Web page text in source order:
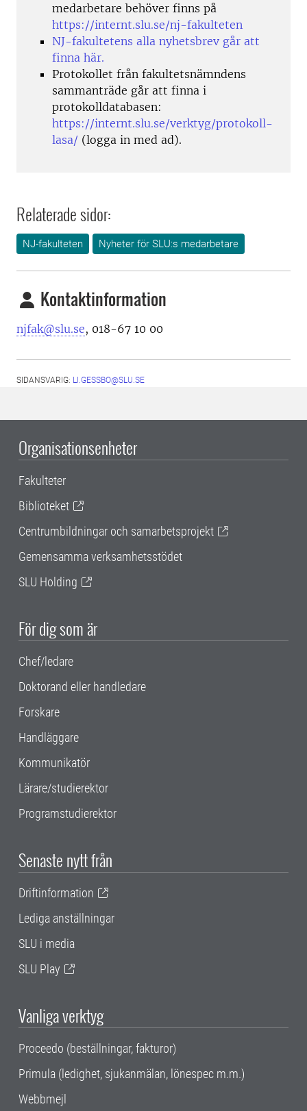
medarbetare behöver finns på
https://internt.slu.se/nj-fakulteten
NJ-fakultetens alla nyhetsbrev går att
finna här.
Protokollet från fakultetsnämndens
sammanträde går att finna i
protokolldatabasen:
https://internt.slu.se/verktyg/protokoll-
lasa/ (logga in med ad).
Relaterade sidor:
NJ-fakulteten Nyheter för SLU:s medarbetare
Kontaktinformation
njfak@slu.se, 018-67 10 00
SIDANSVARIG: LI.GESSBO@SLU.SE
Organisationsenheter
Fakulteter
Biblioteket
Centrumbildningar och samarbetsprojekt
Gemensamma verksamhetsstödet
SLU Holding
För dig som är
Chef/ledare
Doktorand eller handledare
Forskare
Handläggare
Kommunikatör
Lärare/studierektor
Programstudierektor
Senaste nytt från
Driftinformation
Lediga anställningar
SLU i media
SLU Play
Vanliga verktyg
Proceedo (beställningar, fakturor)
Primula (ledighet, sjukanmälan, lönespec m.m.)
Webbmejl